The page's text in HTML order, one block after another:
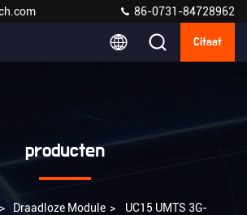
86-0731-84728962
Citaat
producten
> Draadloze Module > UC15 UMTS 3G-